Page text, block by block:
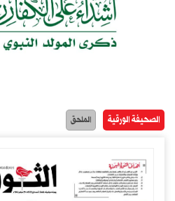
الصحيفة الورقية الملحق